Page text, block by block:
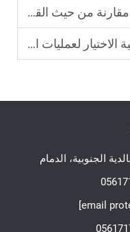
لعمليات المحاجر